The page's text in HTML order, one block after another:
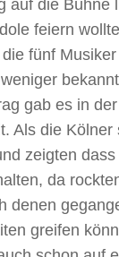
auf die Bühne
feiern
fünf
gab es in
Als die
zeigten
da
denen
greifen